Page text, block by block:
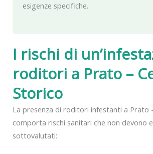
I rischi di
roditori a Prato –
Storico
La presenza di roditori infestanti a Prato
comporta rischi sanitari che non devono
sottovalutati:
esigenze specifiche.